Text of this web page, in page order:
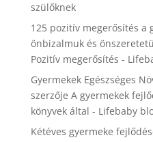
szülőknek
125 pozitív megerősítés a
önbizalmuk és
Pozitív megerősítés -
Gyermekek Egészséges
szerzője A gyermekek
könyvek által - Lifebaby
Kétéves gyermeke